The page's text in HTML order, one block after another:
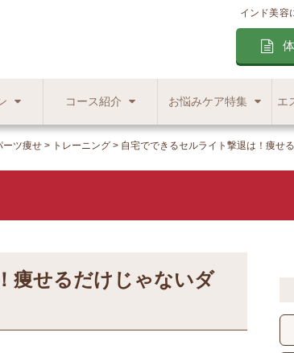
インド美容
コース紹介 お悩みケア特集 エ
ーツ痩せ トレーニング 自宅でできるセルライト撃退は！痩せ
痩せるだけじゃないダ